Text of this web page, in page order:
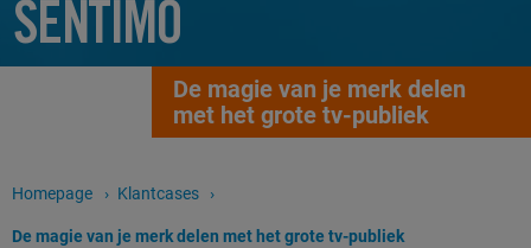
SENTIMO
De magie van je merk delen
met het grote tv-publiek
Homepage Klantcases
Huidige pagina:
De magie van je merk delen met het grote tv-publiek